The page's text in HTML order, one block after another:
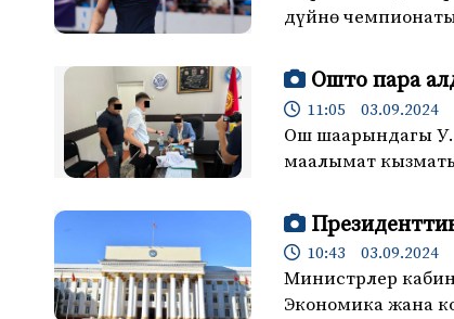
дүйнө
Ошто пара
11:05 03.09.2024
Ош шаарындагы У.
маалымат
10:43 03.09.2024
Министрлер
Экономика жана